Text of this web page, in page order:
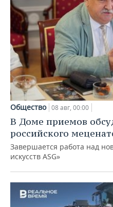
Общество 08 авг, 00:00
В Доме приемов
российского
Завершается работа над
искусств ASG»